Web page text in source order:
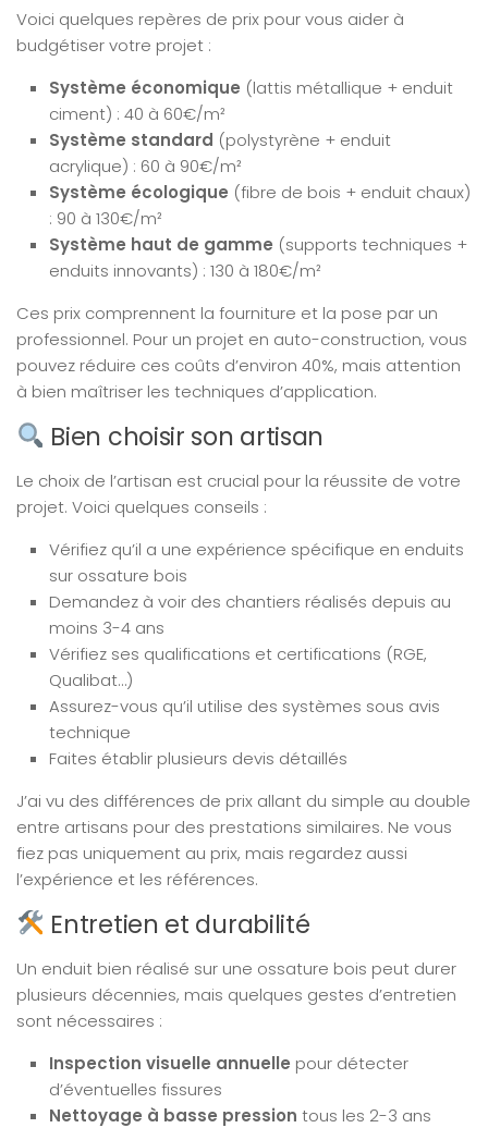
Voici quelques repères de prix pour vous aider à
budgétiser votre projet :
Système économique (lattis métallique + enduit
ciment) : 40 à 60€/m²
Système standard (polystyrène + enduit
acrylique) : 60 à 90€/m²
Système écologique (fibre de bois + enduit chaux)
: 90 à 130€/m²
Système haut de gamme (supports techniques +
enduits innovants) : 130 à 180€/m²
Ces prix comprennent la fourniture et la pose par un
professionnel. Pour un projet en auto-construction, vous
pouvez réduire ces coûts d’environ 40%, mais attention
à bien maîtriser les techniques d’application.
Bien choisir son artisan
Le choix de l’artisan est crucial pour la réussite de votre
projet. Voici quelques conseils :
Vérifiez qu’il a une expérience spécifique en enduits
sur ossature bois
Demandez à voir des chantiers réalisés depuis au
moins 3-4 ans
Vérifiez ses qualifications et certifications (RGE,
Qualibat…)
Assurez-vous qu’il utilise des systèmes sous avis
technique
Faites établir plusieurs devis détaillés
J’ai vu des différences de prix allant du simple au double
entre artisans pour des prestations similaires. Ne vous
fiez pas uniquement au prix, mais regardez aussi
l’expérience et les références.
Entretien et durabilité
Un enduit bien réalisé sur une ossature bois peut durer
plusieurs décennies, mais quelques gestes d’entretien
sont nécessaires :
Inspection visuelle annuelle pour détecter
d’éventuelles fissures
Nettoyage à basse pression tous les 2-3 ans